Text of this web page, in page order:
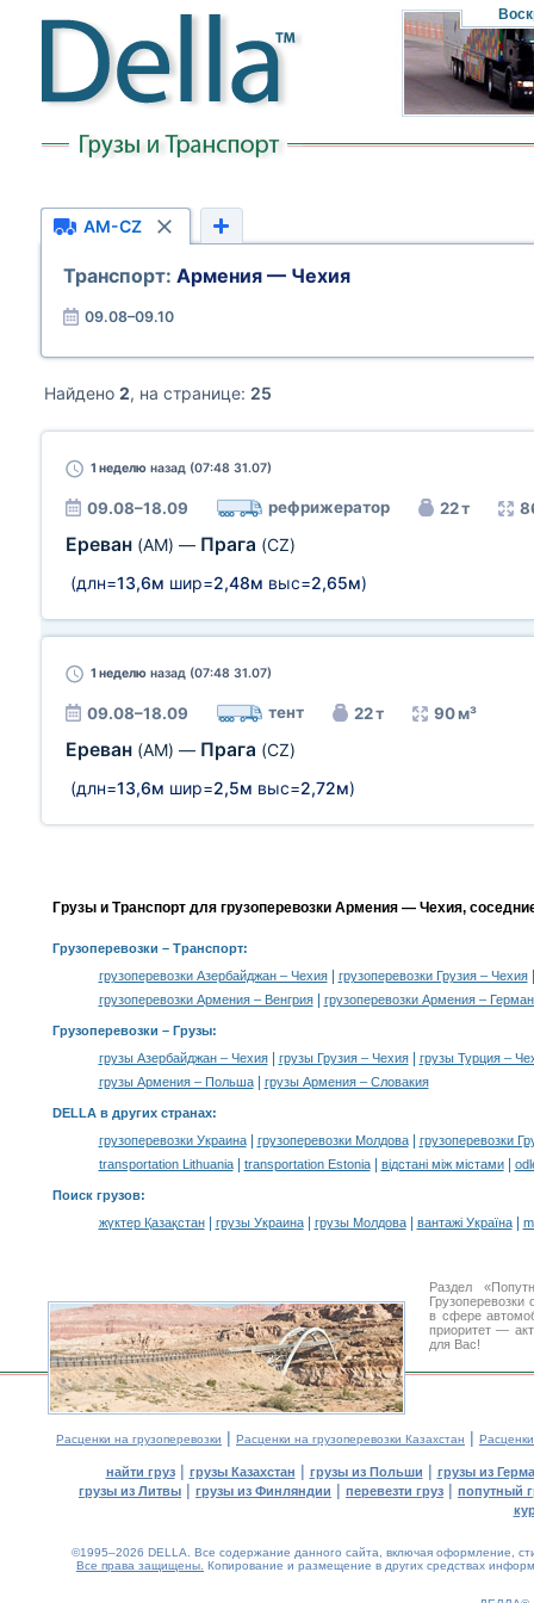
AM-CZ
Транспорт: Армения — Чехия
09.08–09.10
Найдено 2, на странице: 25
1 неделю назад (07:48 31.07)
09.08–18.09 рефрижератор 22 т
Ереван (AM) — Прага (CZ)
(длн=13,6м шир=2,48м выс=2,65м)
1 неделю назад (07:48 31.07)
09.08–18.09 тент 22 т 90 м³
Ереван (AM) — Прага (CZ)
(длн=13,6м шир=2,5м выс=2,72м)
Грузы и Транспорт для грузоперевозки Армения — Чехия,
Грузоперевозки – Транспорт:
грузоперевозки Азербайджан – Чехия| грузоперевозки Грузия – Чехия
грузоперевозки Армения – Венгрия| грузоперевозки Армения –
Грузоперевозки – Грузы:
грузы Азербайджан – Чехия| грузы Грузия – Чехия|
грузы Турция –
грузы Армения – Польша| грузы Армения – Словакия
DELLA в других странах:
грузоперевозки Украина| грузоперевозки Молдова|
грузоперевозки
transportation Lithuania| transportation Estonia| відстані між містами|
Поиск грузов:
жүктер Қазақстан| грузы Украина| грузы Молдова| вантажі Україна|
Раздел
в сфере
приоритет —
для Вас!
Расценки на грузоперевозки | Расценки на грузоперевозки Казахстан |
найти груз| грузы Казахстан | грузы из Польши | грузы из
грузы из Литвы | грузы из Финляндии | перевезти груз | попутный
©1995–2026 DELLA. Все содержание данного сайта, включая оформление,
Все права защищены. Копирование и размещение в других средствах